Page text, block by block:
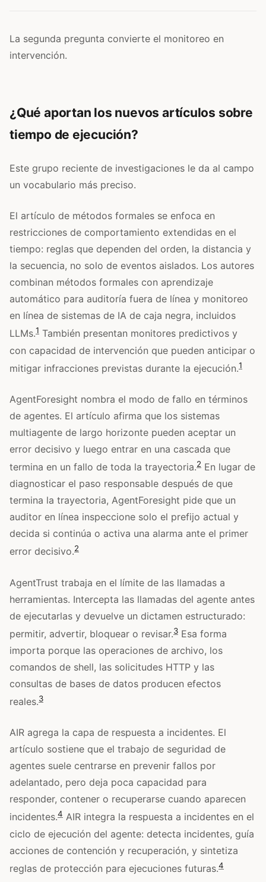
La segunda pregunta convierte el monitoreo en
intervención.
¿Qué aportan los nuevos artículos sobre
tiempo de ejecución?
Este grupo reciente de investigaciones le da al campo
un vocabulario más preciso.
El artículo de métodos formales se enfoca en
restricciones de comportamiento extendidas en el
tiempo: reglas que dependen del orden, la distancia y
la secuencia, no solo de eventos aislados. Los autores
combinan métodos formales con aprendizaje
automático para auditoría fuera de línea y monitoreo
en línea de sistemas de IA de caja negra, incluidos
LLMs.1 También presentan monitores predictivos y
con capacidad de intervención que pueden anticipar o
mitigar infracciones previstas durante la ejecución.1
AgentForesight nombra el modo de fallo en términos
de agentes. El artículo afirma que los sistemas
multiagente de largo horizonte pueden aceptar un
error decisivo y luego entrar en una cascada que
termina en un fallo de toda la trayectoria.2 En lugar de
diagnosticar el paso responsable después de que
termina la trayectoria, AgentForesight pide que un
auditor en línea inspeccione solo el prefijo actual y
decida si continúa o activa una alarma ante el primer
error decisivo.2
AgentTrust trabaja en el límite de las llamadas a
herramientas. Intercepta las llamadas del agente antes
de ejecutarlas y devuelve un dictamen estructurado:
permitir, advertir, bloquear o revisar.3 Esa forma
importa porque las operaciones de archivo, los
comandos de shell, las solicitudes HTTP y las
consultas de bases de datos producen efectos
reales.3
AIR agrega la capa de respuesta a incidentes. El
artículo sostiene que el trabajo de seguridad de
agentes suele centrarse en prevenir fallos por
adelantado, pero deja poca capacidad para
responder, contener o recuperarse cuando aparecen
incidentes.4 AIR integra la respuesta a incidentes en el
ciclo de ejecución del agente: detecta incidentes, guía
acciones de contención y recuperación, y sintetiza
reglas de protección para ejecuciones futuras.4